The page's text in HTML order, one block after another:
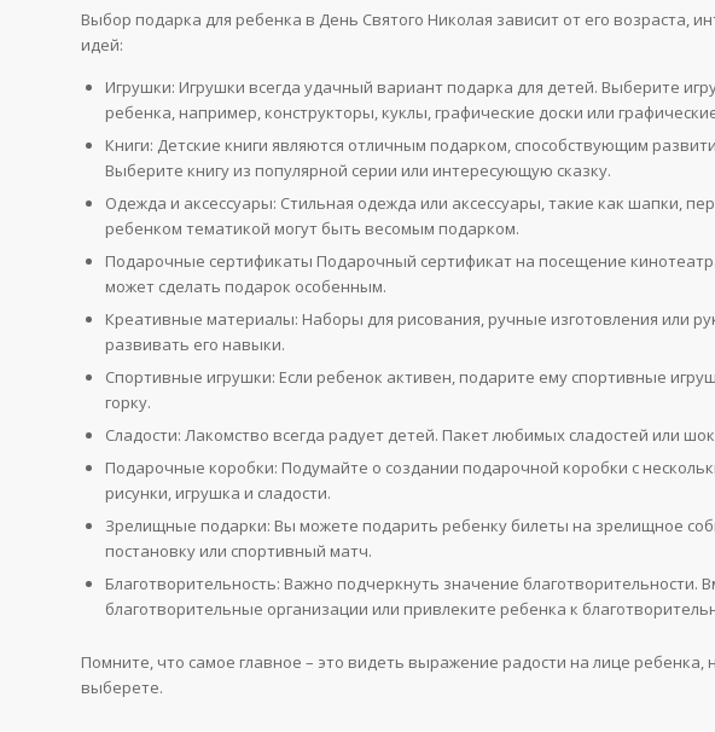
Выбор подарка для ребенка в День Святого Николая зависит от его возраста,
идей:
Игрушки: Игрушки всегда удачный вариант подарка для детей. Выберите
ребенка, например, конструкторы, куклы, графические доски или
Книги: Детские книги являются отличным подарком, способствующим
Выберите книгу из популярной серии или интересующую сказку.
Одежда и аксессуары: Стильная одежда или аксессуары, такие как шапки,
ребенком тематикой могут быть весомым подарком.
Подарочные сертификаты Подарочный сертификат на посещение
может сделать подарок особенным.
Креативные материалы: Наборы для рисования, ручные изготовления или
развивать его навыки.
Спортивные игрушки: Если ребенок активен, подарите ему спортивные
горку.
Сладости: Лакомство всегда радует детей. Пакет любимых сладостей или
Подарочные коробки: Подумайте о создании подарочной коробки с
рисунки, игрушка и сладости.
Зрелищные подарки: Вы можете подарить ребенку билеты на зрелищное
постановку или спортивный матч.
Благотворительность: Важно подчеркнуть значение благотворительности.
благотворительные организации или привлеките ребенка к
Помните, что самое главное – это видеть выражение радости на лице ребенка,
выберете.